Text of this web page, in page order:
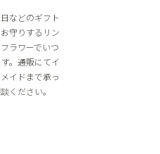
などのギフト
守りするリン
ラワーでいつ
。通販にてイ
イドまで承っ
ください。